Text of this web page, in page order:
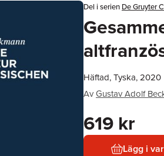
Del i serien De Gruyter
Häftad, Tyska, 2020
AvGustav Adolf
619 kr
Lägg i